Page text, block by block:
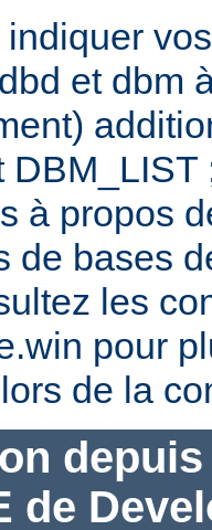
et dbm
DBM_LIST
à propos
de bases
les
pour
de la
de